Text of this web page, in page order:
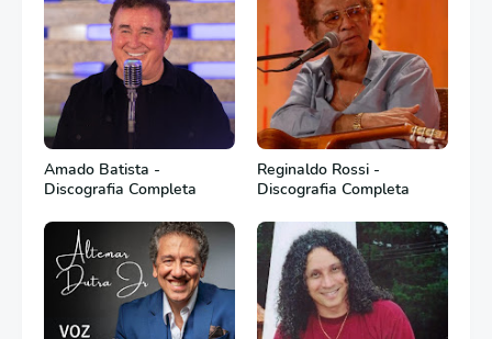
Amado Batista -
Discografia Completa
Reginaldo Rossi -
Discografia Completa